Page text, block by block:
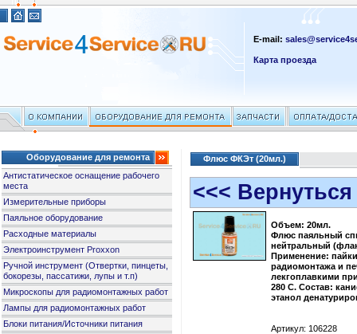
E-mail:
Карта проезда
Оборудование для ремонта
Антистатическое оснащение рабочего
места
Измерительные приборы
Паяльное оборудование
Расходные материалы
Электроинструмент Proxxon
Ручной инструмент (Отвертки, пинцеты,
бокорезы, пассатижи, лупы и т.п)
Микроскопы для радиомонтажных работ
Лампы для радиомонтажных работ
Блоки питания/Источники питания
Флюс ФКЭт (20мл.)
<<<
Объем: 20мл.
Флюс паяльный
нейтральный
Применение:
радиомонтажа и
лекгоплавкими
280 С. Состав:
этанол
Артикул: 106228